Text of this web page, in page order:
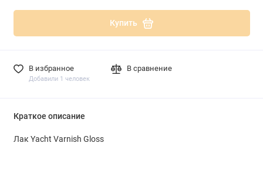
Купить
В избранное
Добавили 1 человек
В сравнение
Краткое описание
Лак Yacht Varnish Gloss